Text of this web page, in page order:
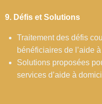
9. Défis et Solutions
Traitement des défis
bénéficiaires de l’aide
Solutions proposées
services d’aide à